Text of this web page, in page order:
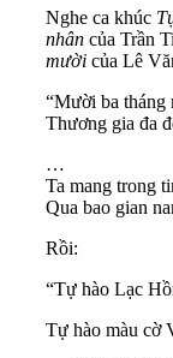
Nghe ca khúc
nhân của Trần
mười của Lê
“Mười ba
Thương gia đa
…
Ta mang trong
Qua bao gian
Rồi:
“Tự hào Lạc
Tự hào màu cờ